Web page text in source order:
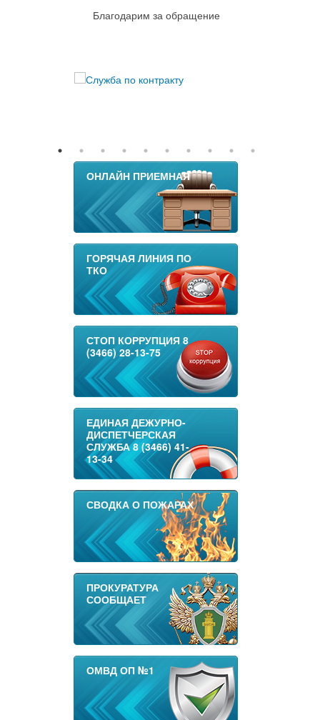
Благодарим за обращение
ОНЛАЙН ПРИЕМНАЯ
ГОРЯЧАЯ ЛИНИЯ ПО
ТКО
СТОП КОРРУПЦИЯ 8
(3466) 28-13-75
ЕДИНАЯ ДЕЖУРНО-
ДИСПЕТЧЕРСКАЯ
СЛУЖБА 8 (3466) 41-
13-34
СВОДКА О ПОЖАРАХ
ПРОКУРАТУРА
СООБЩАЕТ
ОМВД ОП №1